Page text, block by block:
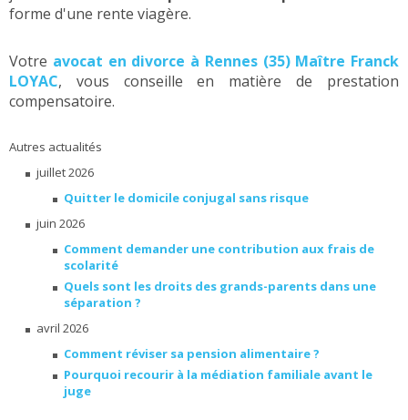
forme d'une rente viagère.
Votre avocat en divorce à Rennes (35) Maître Franck
LOYAC, vous conseille en matière de prestation
compensatoire.
Autres actualités
juillet 2026
Quitter le domicile conjugal sans risque
juin 2026
Comment demander une contribution aux frais de
scolarité
Quels sont les droits des grands-parents dans une
séparation ?
avril 2026
Comment réviser sa pension alimentaire ?
Pourquoi recourir à la médiation familiale avant le
juge